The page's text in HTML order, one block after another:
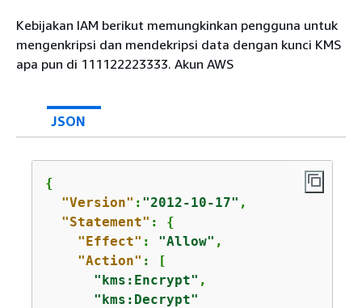
Kebijakan IAM berikut memungkinkan pengguna untuk
mengenkripsi dan mendekripsi data dengan kunci KMS
apa pun di 111122223333. Akun AWS
JSON
{
"Version" : "2012-10-17" ,
"Statement" : {
"Effect" : "Allow" ,
"Action" : [
"kms:Encrypt" ,
"kms:Decrypt"